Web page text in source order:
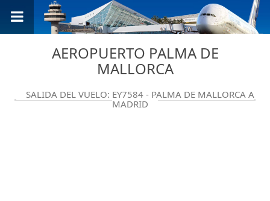
AEROPUERTO PALMA DE
MALLORCA
SALIDA DEL VUELO: EY7584 - PALMA DE MALLORCA A
MADRID